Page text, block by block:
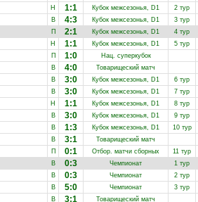
Н 1:1 Кубок межсезонья, D1 2 тур
В 4:3 Кубок межсезонья, D1 3 тур
П 2:1 Кубок межсезонья, D1 4 тур
Н 1:1 Кубок межсезонья, D1 5 тур
П 1:0 Нац. суперкубок
В 4:0 Товарищеский матч
В 3:0 Кубок межсезонья, D1 6 тур
В 3:0 Кубок межсезонья, D1 7 тур
Н 1:1 Кубок межсезонья, D1 8 тур
В 3:0 Кубок межсезонья, D1 9 тур
В 1:3 Кубок межсезонья, D1 10 тур
В 3:1 Товарищеский матч
П 0:1 Отбор. матчи сборных 11 тур
В 0:3 Чемпионат 1 тур
В 0:3 Чемпионат 2 тур
В 5:0 Чемпионат 3 тур
В 3:1 Товарищеский матч